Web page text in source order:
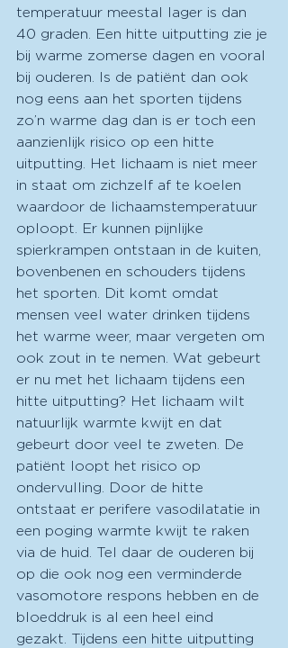
temperatuur meestal lager is dan
40 graden. Een hitte uitputting zie je
bij warme zomerse dagen en vooral
bij ouderen. Is de patiënt dan ook
nog eens aan het sporten tijdens
zo’n warme dag dan is er toch een
aanzienlijk risico op een hitte
uitputting. Het lichaam is niet meer
in staat om zichzelf af te koelen
waardoor de lichaamstemperatuur
oploopt. Er kunnen pijnlijke
spierkrampen ontstaan in de kuiten,
bovenbenen en schouders tijdens
het sporten. Dit komt omdat
mensen veel water drinken tijdens
het warme weer, maar vergeten om
ook zout in te nemen. Wat gebeurt
er nu met het lichaam tijdens een
hitte uitputting? Het lichaam wilt
natuurlijk warmte kwijt en dat
gebeurt door veel te zweten. De
patiënt loopt het risico op
ondervulling. Door de hitte
ontstaat er perifere vasodilatatie in
een poging warmte kwijt te raken
via de huid. Tel daar de ouderen bij
op die ook nog een verminderde
vasomotore respons hebben en de
bloeddruk is al een heel eind
gezakt. Tijdens een hitte uitputting